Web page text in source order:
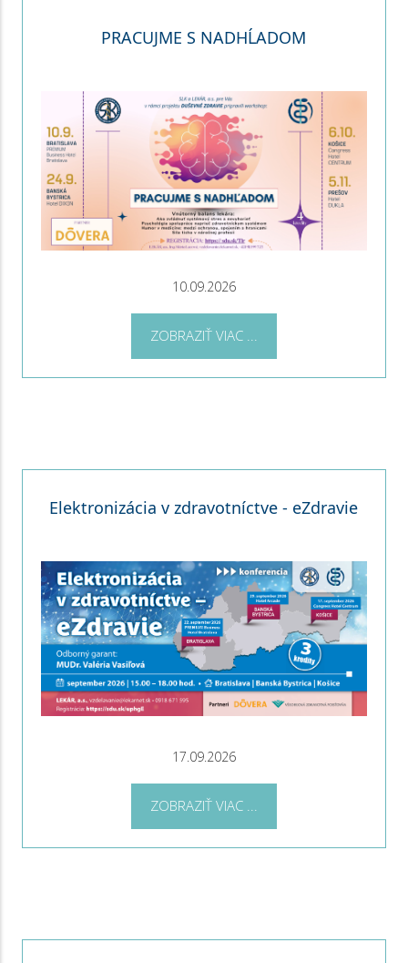
PRACUJME S NADHĹADOM
10.09.2026
ZOBRAZIŤ VIAC ...
Elektronizácia v zdravotníctve - eZdravie
17.09.2026
ZOBRAZIŤ VIAC ...